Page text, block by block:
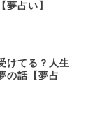
夢占い】
けてる？人生
の話【夢占